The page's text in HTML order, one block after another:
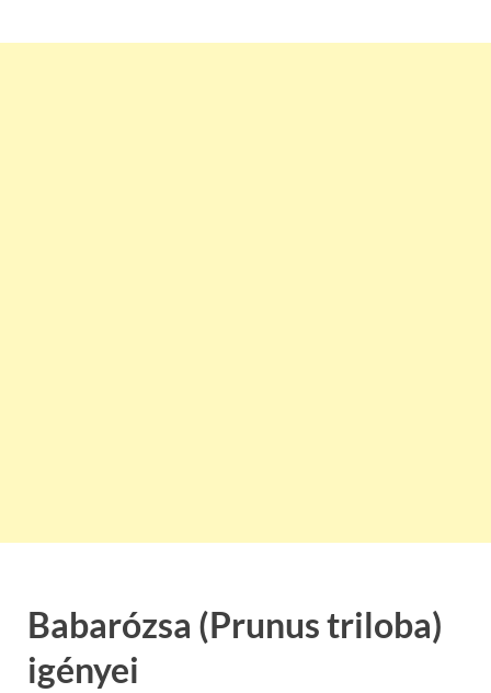
Babarózsa (Prunus triloba)
igényei